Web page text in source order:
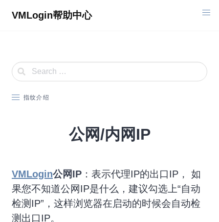
VMLogin帮助中心
指纹介绍
公网/内网IP
VMLogin公网IP ：表示代理IP的出口IP， 如
果您不知道公网IP是什么，建议勾选上“自动
检测IP”，这样浏览器在启动的时候会自动检
测出口IP。